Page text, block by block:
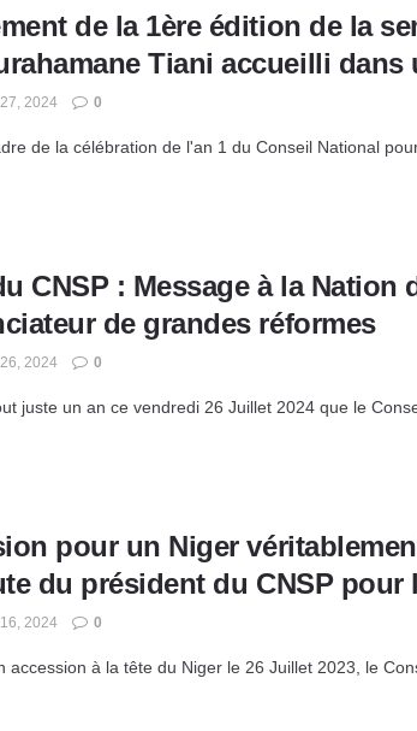
de la 1ère édition de la
Tiani accueilli dans
2024 0
de la célébration de l'an 1 du Conseil National
CNSP : Message à la
de grandes réformes
2024 0
juste un an ce vendredi 26 Juillet 2024 que le
pour un Niger
du président du CNSP pour
2024 0
accession à la tête du Niger le 26 Juillet 2023, le